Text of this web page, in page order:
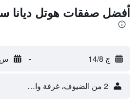
أفضل صفقات هوتل ديانا
ج 14/8 - س 15/8
2 من الضيوف، غرفة واحدة